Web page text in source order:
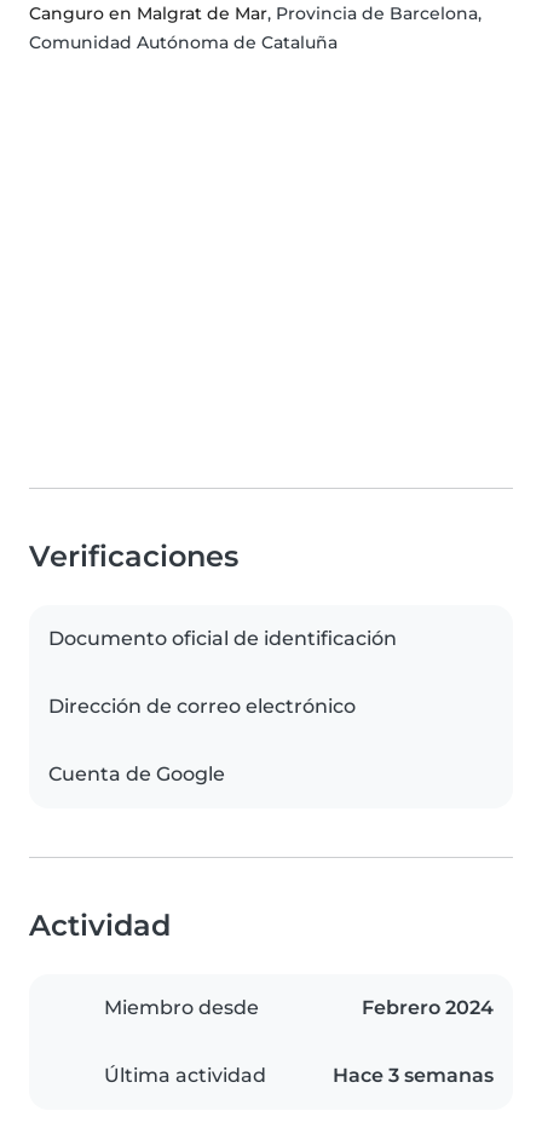
Canguro en Malgrat de Mar, Provincia de Barcelona,
Comunidad Autónoma de Cataluña
Verificaciones
Documento oficial de identificación
Dirección de correo electrónico
Cuenta de Google
Actividad
Miembro desde Febrero 2024
Última actividad Hace 3 semanas